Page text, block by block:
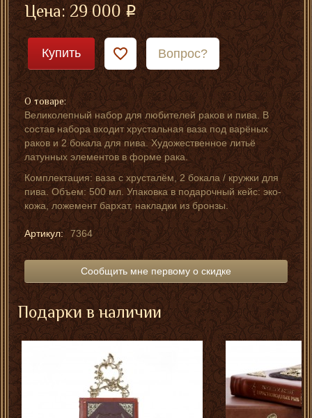
Цена:29 000
Купить Вопрос?
О товаре:
Великолепный набор для любителей раков и пива. В
состав набора входит хрустальная ваза под варёных
раков и 2 бокала для пива. Художественное литьё
латунных элементов в форме рака.
Комплектация: ваза с хрусталём, 2 бокала / кружки для
пива. Объем: 500 мл. Упаковка в подарочный кейс: эко-
кожа, ложемент бархат, накладки из бронзы.
Артикул: 7364
Сообщить мне первому о скидке
Подарки в наличии